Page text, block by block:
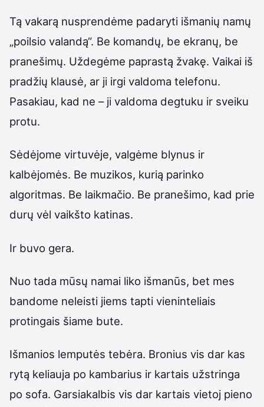
Tą vakarą nusprendėme padaryti išmanių namų
„poilsio valandą“. Be komandų, be ekranų, be
pranešimų. Uždegėme paprastą žvakę. Vaikai iš
pradžių klausė, ar ji irgi valdoma telefonu.
Pasakiau, kad ne – ji valdoma degtuku ir sveiku
protu.
Sėdėjome virtuvėje, valgėme blynus ir
kalbėjomės. Be muzikos, kurią parinko
algoritmas. Be laikmačio. Be pranešimo, kad prie
durų vėl vaikšto katinas.
Ir buvo gera.
Nuo tada mūsų namai liko išmanūs, bet mes
bandome neleisti jiems tapti vieninteliais
protingais šiame bute.
Išmanios lemputės tebėra. Bronius vis dar kas
rytą keliauja po kambarius ir kartais užstringa
po sofa. Garsiakalbis vis dar kartais vietoj pieno